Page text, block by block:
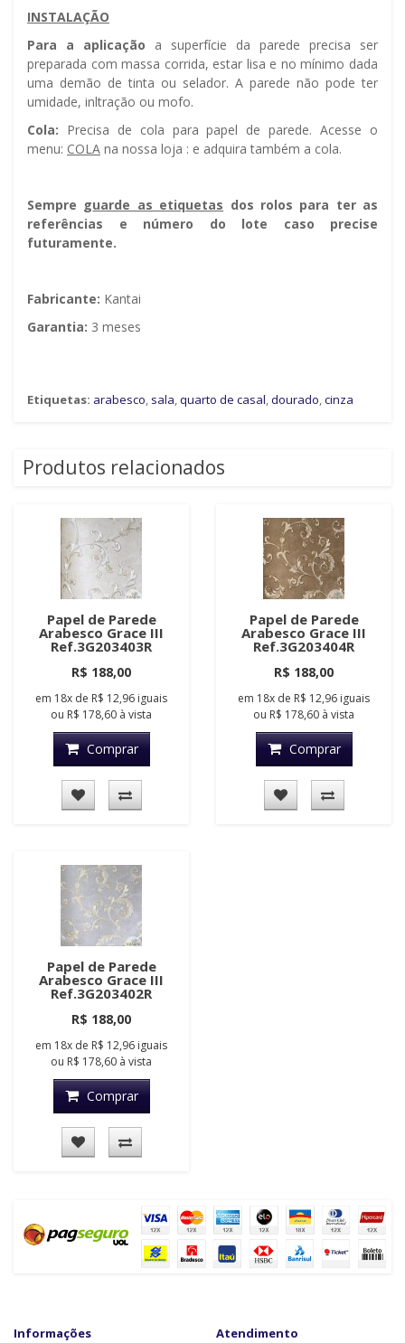
INSTALAÇÃO
Para a aplicação a superfície da parede precisa ser
preparada com massa corrida, estar lisa e no mínimo dada
uma demão de tinta ou selador. A parede não pode ter
umidade, infiltração ou mofo.
Cola: Precisa de cola para papel de parede. Acesse o
menu: COLA na nossa loja : e adquira também a cola.
Sempre guarde as etiquetas dos rolos para ter as
referências e número do lote caso precise
futuramente.
Fabricante: Kantai
Garantia: 3 meses
Etiquetas: arabesco, sala,quarto de casal,dourado,cinza
Produtos relacionados
Papel de Parede
Arabesco Grace III
Ref.3G203403R
R$ 188,00
em 18x de R$ 12,96 iguais
ou R$ 178,60 à vista
Comprar
Papel de Parede
Arabesco Grace III
Ref.3G203404R
R$ 188,00
em 18x de R$ 12,96 iguais
ou R$ 178,60 à vista
Comprar
Papel de Parede
Arabesco Grace III
Ref.3G203402R
R$ 188,00
em 18x de R$ 12,96 iguais
ou R$ 178,60 à vista
Comprar
Informações
Atendimento